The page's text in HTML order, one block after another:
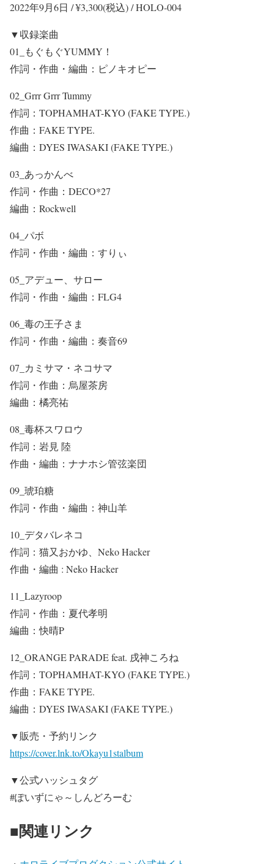
2022年9月6日 / ¥3,300(税込) / HOLO-004
▼収録楽曲
01_もぐもぐYUMMY！
作詞・作曲・編曲：ピノキオピー
02_Grrr Grrr Tummy
作詞：TOPHAMHAT-KYO (FAKE TYPE.)
作曲：FAKE TYPE.
編曲：DYES IWASAKI (FAKE TYPE.)
03_あっかんべ
作詞・作曲：DECO*27
編曲：Rockwell
04_パボ
作詞・作曲・編曲：すりぃ
05_アデュー、サロー
作詞・作曲・編曲：FLG4
06_毒の王子さま
作詞・作曲・編曲：奏音69
07_カミサマ・ネコサマ
作詞・作曲：烏屋茶房
編曲：橘亮祐
08_毒杯スワロウ
作詞：岩見 陸
作曲・編曲：ナナホシ管弦楽団
09_琥珀糖
作詞・作曲・編曲：神山羊
10_デタバレネコ
作詞：猫又おかゆ、Neko Hacker
作曲・編曲 : Neko Hacker
11_Lazyroop
作詞・作曲：夏代孝明
編曲：快晴P
12_ORANGE PARADE feat. 戌神ころね
作詞：TOPHAMHAT-KYO (FAKE TYPE.)
作曲：FAKE TYPE.
編曲：DYES IWASAKI (FAKE TYPE.)
▼販売・予約リンク
https://cover.lnk.to/Okayu1stalbum
▼公式ハッシュタグ
#ぽいずにゃ～しんどろーむ
■関連リンク